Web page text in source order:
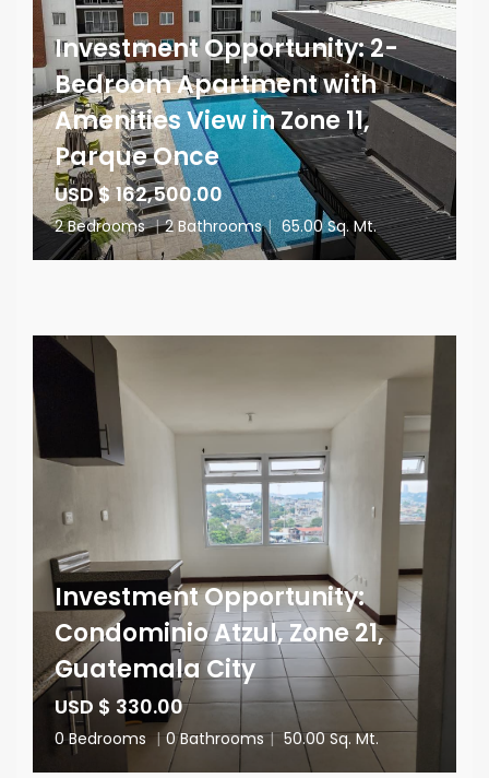
Investment Opportunity: 2-
Bedroom Apartment with
Amenities View in Zone 11,
Parque Once
USD $ 162,500.00
2 Bedrooms | 2 Bathrooms | 65.00 Sq. Mt.
Investment Opportunity:
Condominio Atzul, Zone 21,
Guatemala City
USD $ 330.00
0 Bedrooms | 0 Bathrooms | 50.00 Sq. Mt.